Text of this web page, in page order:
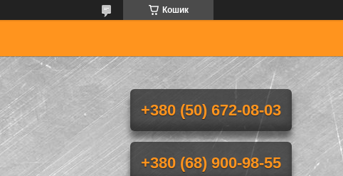
Кошик
+380 (50) 672-08-03
+380 (68) 900-98-55